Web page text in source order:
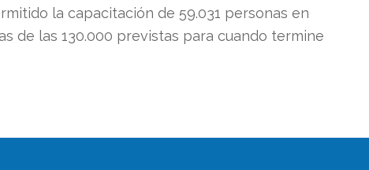
la capacitación de 59.031 personas en
de las 130.000 previstas para cuando termine